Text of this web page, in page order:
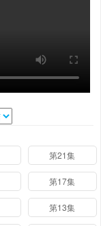
第21集
第17集
第13集